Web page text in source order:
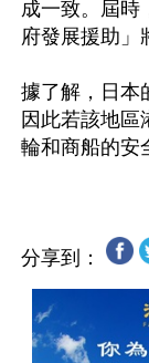
成一致。屆時
府發展援助」
據了解，日本
因此若該地區
分享到：